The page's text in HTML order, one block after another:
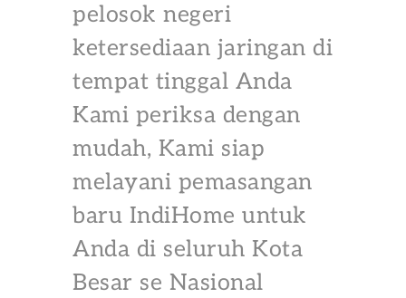
pelosok negeri
ketersediaan jaringan di
tempat tinggal Anda
Kami periksa dengan
mudah, Kami siap
melayani pemasangan
baru IndiHome untuk
Anda di seluruh Kota
Besar se Nasional